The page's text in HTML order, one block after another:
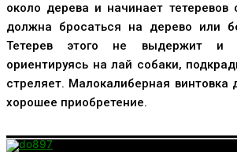
около дерева и начинает тетеревов
должна бросаться на дерево или
Тетерев этого не выдержит и
ориентируясь на лай собаки,
стреляет. Малокалиберная винтовка
хорошее приобретение.